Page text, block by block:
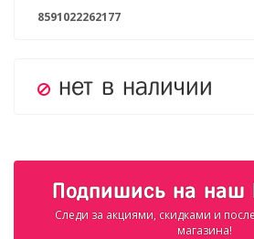
8591022262177
нет в наличии
Подпишись на наш
Следи за акциями, скидками и
магазина!